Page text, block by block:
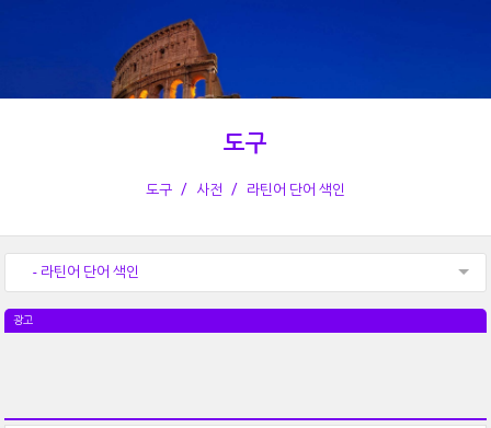
도구
도구 사전 라틴어 단어 색인
- 라틴어 단어 색인
광고